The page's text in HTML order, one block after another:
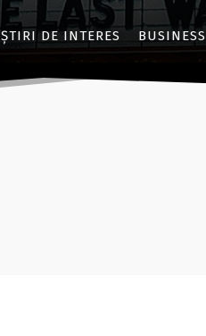
ȘTIRI DE INTERES BUSINESS